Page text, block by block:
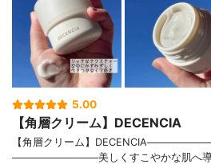
5.00
【角層クリーム】DECENCIA
【角層クリーム】
────────────美しくすこやかな肌へ導